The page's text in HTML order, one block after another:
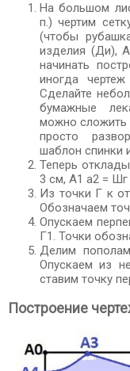
На большом
п.) чертим
(чтобы
изделия (Ди),
начинать
иногда
Сделайте
бумажные
можно сложить
просто
шаблон спинки
Теперь
3 см, А1 а2 = Шг
Из точки Г к
Обозначаем
Опускаем
Г1. Точки
Делим
Опускаем из
ставим точку
Построение